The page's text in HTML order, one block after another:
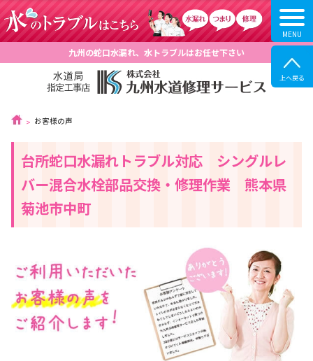
九州の蛇口水漏れ、水トラブルはお任せ下さい
お客様の声
台所蛇口水漏れトラブル対応 シングルレ
バー混合水栓部品交換・修理作業 熊本県
菊池市中町